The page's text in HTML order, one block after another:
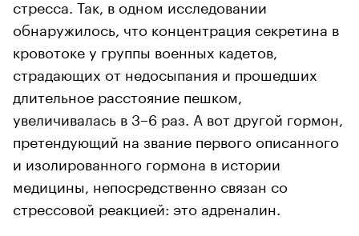
стресса. Так, в одном исследовании
обнаружилось, что концентрация секретина в
кровотоке у группы военных кадетов,
страдающих от недосыпания и прошедших
длительное расстояние пешком,
увеличивалась в 3–6 раз. А вот другой гормон,
претендующий на звание первого описанного
и изолированного гормона в истории
медицины, непосредственно связан со
стрессовой реакцией: это адреналин.